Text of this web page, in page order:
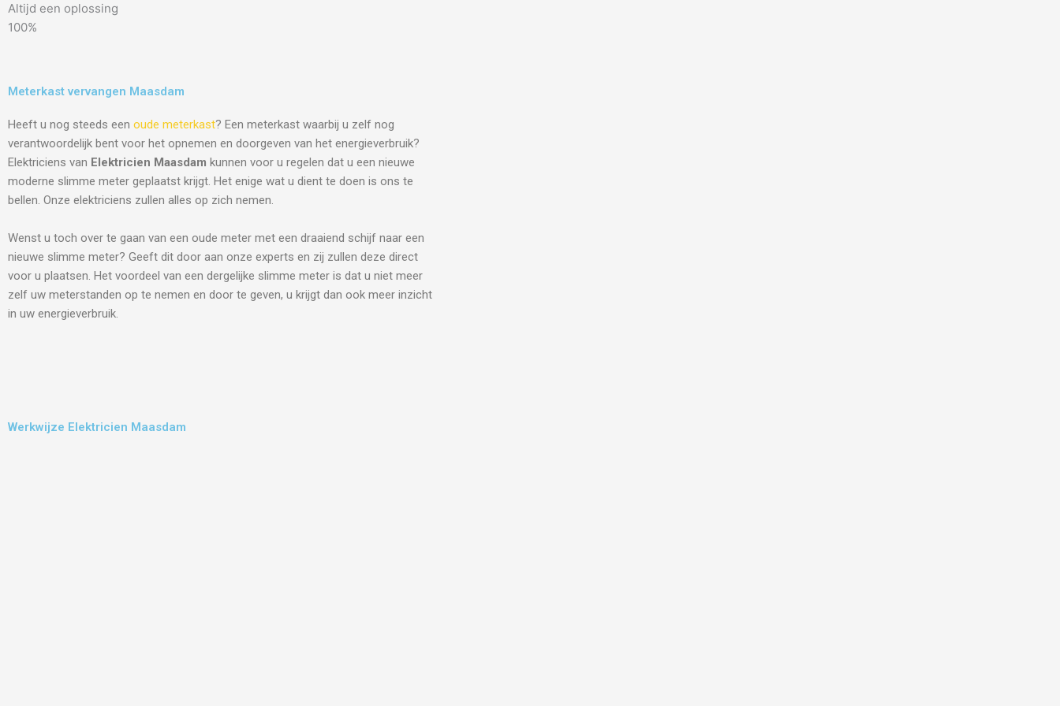
Altijd een oplossing
100%
Meterkast vervangen Maasdam
Heeft u nog steeds een oude meterkast? Een meterkast waarbij u zelf nog
verantwoordelijk bent voor het opnemen en doorgeven van het energieverbruik?
Elektriciens van Elektricien Maasdam kunnen voor u regelen dat u een nieuwe
moderne slimme meter geplaatst krijgt. Het enige wat u dient te doen is ons te
bellen. Onze elektriciens zullen alles op zich nemen.
Wenst u toch over te gaan van een oude meter met een draaiend schijf naar een
nieuwe slimme meter? Geeft dit door aan onze experts en zij zullen deze direct
voor u plaatsen. Het voordeel van een dergelijke slimme meter is dat u niet meer
zelf uw meterstanden op te nemen en door te geven, u krijgt dan ook meer inzicht
in uw energieverbruik.
Werkwijze Elektricien Maasdam